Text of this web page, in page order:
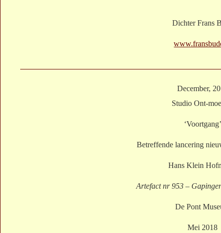
Dichter Frans
December,
Studio Ont-
‘Voortgang’
Betreffende lancering
Hans Klein
Artefact nr 953 –
De Pont
Mei 2018